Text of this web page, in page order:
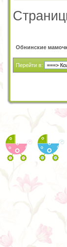
Обнинские
Перейти в: